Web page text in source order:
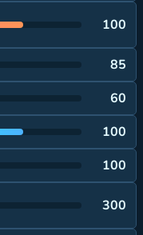
100
85
60
100
100
300